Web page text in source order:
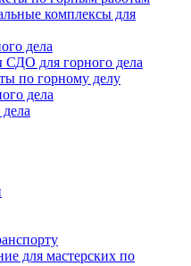
комплексы для
дела
для горного дела
по горному делу
дела
для мастерских по